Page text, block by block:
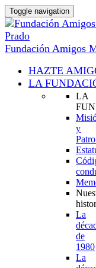
Toggle navigation
Fundación Amigos
HAZTE
LA
LA
y
La
de
1980
La